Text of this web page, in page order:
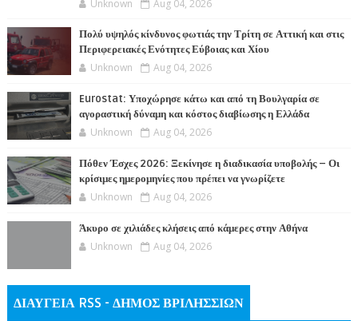
Unknown Aug 04, 2026
Πολύ υψηλός κίνδυνος φωτιάς την Τρίτη σε Αττική και στις
Περιφερειακές Ενότητες Εύβοιας και Χίου
Unknown Aug 04, 2026
Eurostat: Υποχώρησε κάτω και από τη Βουλγαρία σε
αγοραστική δύναμη και κόστος διαβίωσης η Ελλάδα
Unknown Aug 04, 2026
Πόθεν Έσχες 2026: Ξεκίνησε η διαδικασία υποβολής – Οι
κρίσιμες ημερομηνίες που πρέπει να γνωρίζετε
Unknown Aug 04, 2026
Άκυρο σε χιλιάδες κλήσεις από κάμερες στην Αθήνα
Unknown Aug 04, 2026
ΔΙΑΥΓΕΙΑ RSS - ΔΗΜΟΣ ΒΡΙΛΗΣΣΙΩΝ